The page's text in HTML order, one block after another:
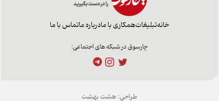
خانهتبلیغاتهمکاری با مادرباره ماتماس با ما
چارسوق در شبکه های اجتماعی:
طراحی: هشت بهشت